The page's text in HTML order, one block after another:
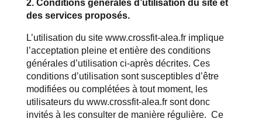
2. Conditions générales d’utilisation du site et
des services proposés.
L’utilisation du site www.crossfit-alea.fr implique
l’acceptation pleine et entière des conditions
générales d’utilisation ci-après décrites. Ces
conditions d’utilisation sont susceptibles d’être
modifiées ou complétées à tout moment, les
utilisateurs du www.crossfit-alea.fr sont donc
invités à les consulter de manière régulière. Ce